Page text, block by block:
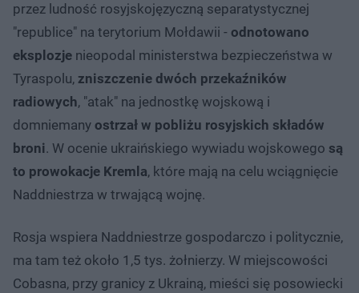
przez ludność rosyjskojęzyczną separatystycznej
"republice" na terytorium Mołdawii - odnotowano
eksplozje nieopodal ministerstwa bezpieczeństwa w
Tyraspolu, zniszczenie dwóch przekaźników
radiowych, "atak" na jednostkę wojskową i
domniemany ostrzał w pobliżu rosyjskich składów
broni. W ocenie ukraińskiego wywiadu wojskowego są
to prowokacje Kremla, które mają na celu wciągnięcie
Naddniestrza w trwającą wojnę.
Rosja wspiera Naddniestrze gospodarczo i politycznie,
ma tam też około 1,5 tys. żołnierzy. W miejscowości
Cobasna, przy granicy z Ukrainą, mieści się posowiecki